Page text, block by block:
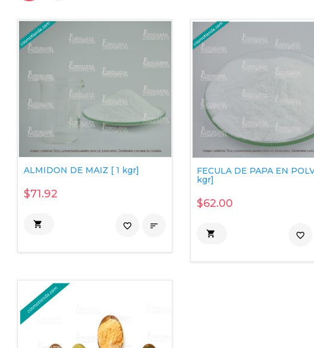
ALMIDON DE MAIZ [ 1 kgr]
$71.92
 
favorite_border
FECULA DE PAPA EN
kgr]
$62.00
 favorite_border